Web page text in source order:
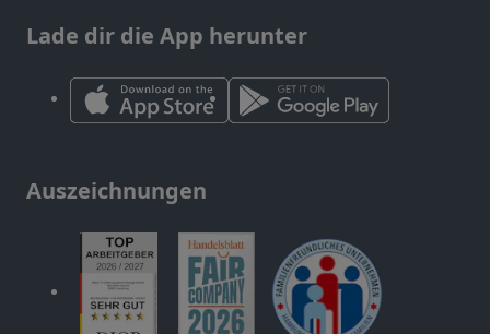
Lade dir die App herunter
Auszeichnungen